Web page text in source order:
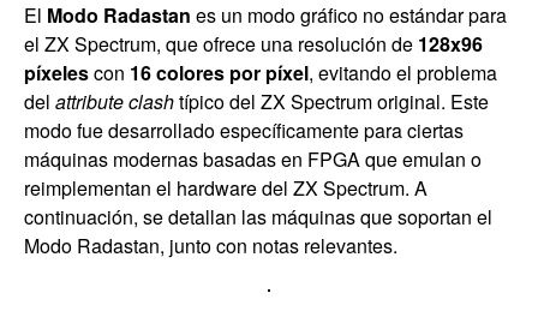
El Modo Radastan es un modo gráfico no estándar para
el ZX Spectrum, que ofrece una resolución de 128x96
píxelescon 16 colores por píxel, evitando el problema
del attribute clashtípico del ZX Spectrum original. Este
modo fue desarrollado específicamente para ciertas
máquinas modernas basadas en FPGA que emulan o
reimplementan el hardware del ZX Spectrum. A
continuación, se detallan las máquinas que soportan el
Modo Radastan, junto con notas relevantes.